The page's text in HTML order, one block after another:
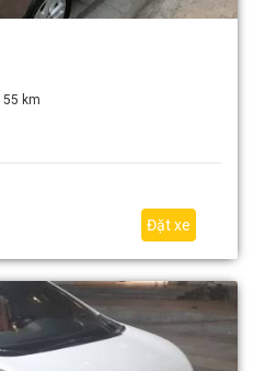
55 km
Đặt xe